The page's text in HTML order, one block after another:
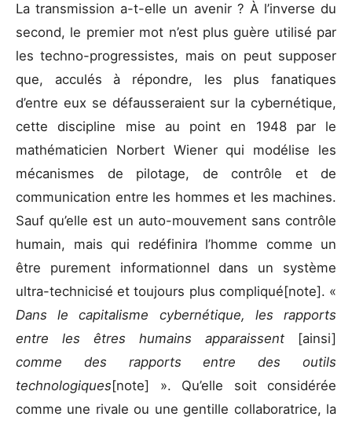
La transmission a-t-elle un avenir ? À l’inverse du
second, le premier mot n’est plus guère utilisé par
les techno-progressistes, mais on peut supposer
que, acculés à répondre, les plus fanatiques
d’entre eux se défausseraient sur la cybernétique,
cette discipline mise au point en 1948 par le
mathématicien Norbert Wiener qui modélise les
mécanismes de pilotage, de contrôle et de
communication entre les hommes et les machines.
Sauf qu’elle est un auto-mouvement sans contrôle
humain, mais qui redéfinira l’homme comme un
être purement informationnel dans un système
ultra-technicisé et toujours plus compliqué[note]. «
Dans le capitalisme cybernétique, les rapports
entre les êtres humains apparaissent [ainsi]
comme des rapports entre des outils
technologiques[note] ». Qu’elle soit considérée
comme une rivale ou une gentille collaboratrice, la